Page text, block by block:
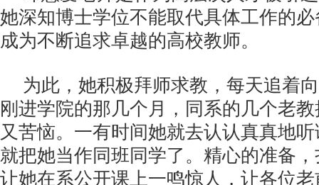
她深知博士学位不能取代具体工作的
成为不断追求卓越的高校教师。
为此，她积极拜师求教，每天追着
刚进学院的那几个月，同系的几个老
又苦恼。一有时间她就去认认真真地
就把她当作同班同学了。精心的准备
让她在系公开课上一鸣惊人，让各位